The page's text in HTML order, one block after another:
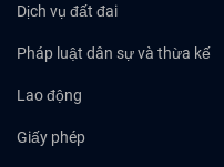
Dịch vụ đất đai
Pháp luật dân sự và thừa kế
Lao động
Giấy phép